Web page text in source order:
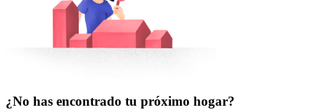
¿No has encontrado tu próximo hogar?